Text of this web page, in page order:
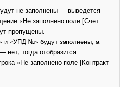
не заполнены — выведется
«Не заполнено поле [Счет
пропущены.
и «УПД №» будут заполнены, а
нет, тогда отобразится
«Не заполнено поле [Контракт